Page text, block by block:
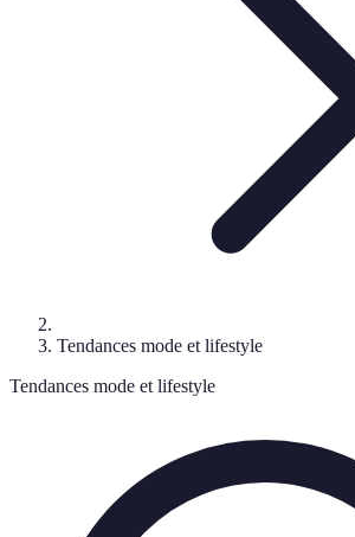
Tendances mode et lifestyle
Tendances mode et lifestyle